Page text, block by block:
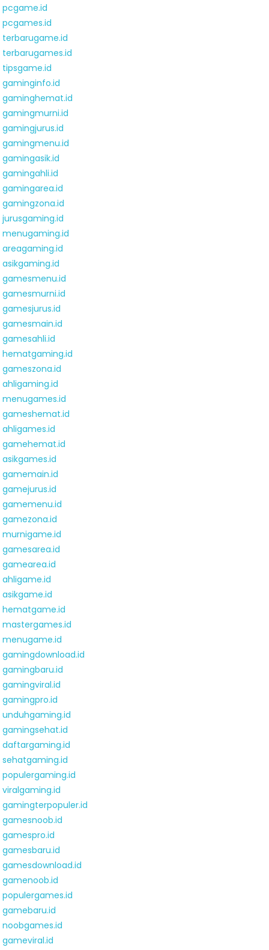
pcgame.id
pcgames.id
terbarugame.id
terbarugames.id
tipsgame.id
gaminginfo.id
gaminghemat.id
gamingmurni.id
gamingjurus.id
gamingmenu.id
gamingasik.id
gamingahli.id
gamingarea.id
gamingzona.id
jurusgaming.id
menugaming.id
areagaming.id
asikgaming.id
gamesmenu.id
gamesmurni.id
gamesjurus.id
gamesmain.id
gamesahli.id
hematgaming.id
gameszona.id
ahligaming.id
menugames.id
gameshemat.id
ahligames.id
gamehemat.id
asikgames.id
gamemain.id
gamejurus.id
gamemenu.id
gamezona.id
murnigame.id
gamesarea.id
gamearea.id
ahligame.id
asikgame.id
hematgame.id
mastergames.id
menugame.id
gamingdownload.id
gamingbaru.id
gamingviral.id
gamingpro.id
unduhgaming.id
gamingsehat.id
daftargaming.id
sehatgaming.id
populergaming.id
viralgaming.id
gamingterpopuler.id
gamesnoob.id
gamespro.id
gamesbaru.id
gamesdownload.id
gamenoob.id
populergames.id
gamebaru.id
noobgames.id
gameviral.id